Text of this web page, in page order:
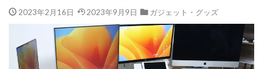
2023年2月16日 2023年9月9日 ガジェット・グッズ